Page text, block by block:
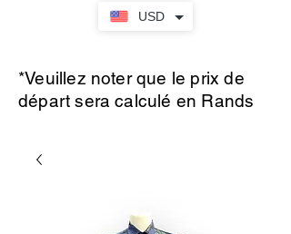
USD
*Veuillez noter que le prix de
départ sera calculé en Rands